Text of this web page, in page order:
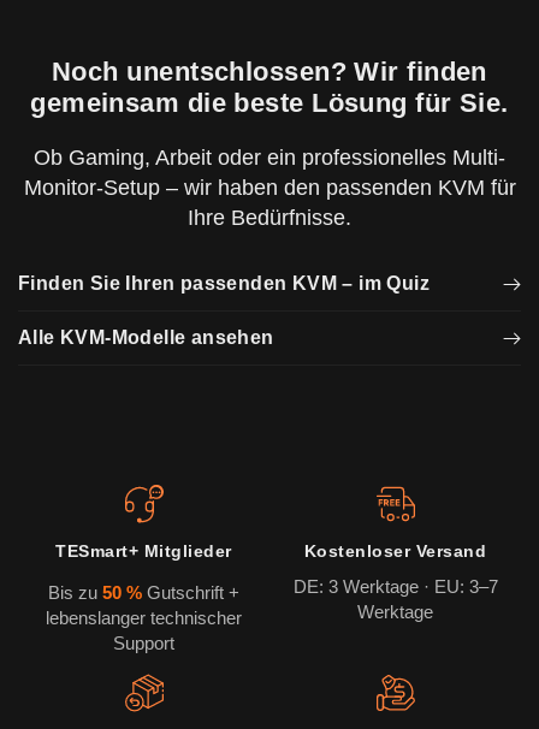
Noch unentschlossen? Wir finden
gemeinsam die beste Lösung für Sie.
Ob Gaming, Arbeit oder ein professionelles Multi-
Monitor-Setup – wir haben den passenden KVM für
Ihre Bedürfnisse.
Finden Sie Ihren passenden KVM – im Quiz
Alle KVM-Modelle ansehen
TESmart+ Mitglieder
Bis zu 50 % Gutschrift +
lebenslanger technischer
Support
Kostenloser Versand
DE: 3 Werktage · EU: 3–7
Werktage